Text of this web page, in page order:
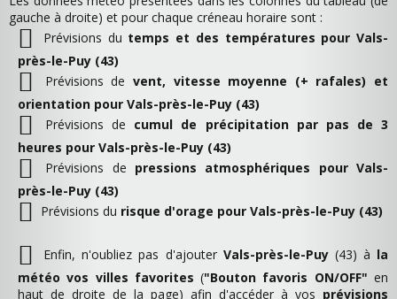
gauche à droite) et pour chaque créneau horaire sont :
Prévisions du temps et des températures pour Vals-
près-le-Puy (43)
Prévisions de vent, vitesse moyenne (+ rafales) et
orientation pour Vals-près-le-Puy (43)
Prévisions de cumul de précipitation par pas de 3
heures pour Vals-près-le-Puy (43)
Prévisions de pressions atmosphériques pour Vals-
près-le-Puy (43)
Prévisions du risque d'orage pour Vals-près-le-Puy (43)
Enfin, n'oubliez pas d'ajouter Vals-près-le-Puy(43) à la
météo vos villes favorites ("Bouton favoris ON/OFF" en
haut de droite de la page) afin d'accéder à vos prévisions